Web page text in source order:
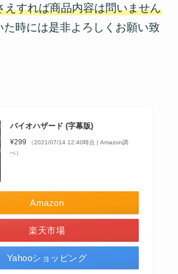
えすれば商品内容は問いません
た時には是非よろしくお願い致
バイオハザード (字幕版)
¥299
（2021/07/14 12:40時点 | Amazon調
べ）
Amazon
楽天市場
Yahooショッピング